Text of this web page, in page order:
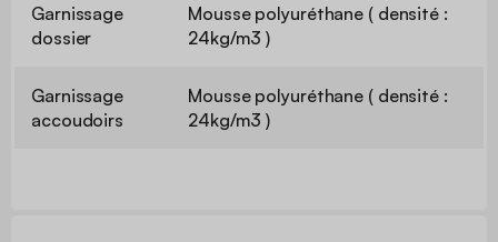
Garnissage
dossier
Mousse polyuréthane ( densité :
24kg/m3 )
Garnissage
accoudoirs
Mousse polyuréthane ( densité :
24kg/m3 )